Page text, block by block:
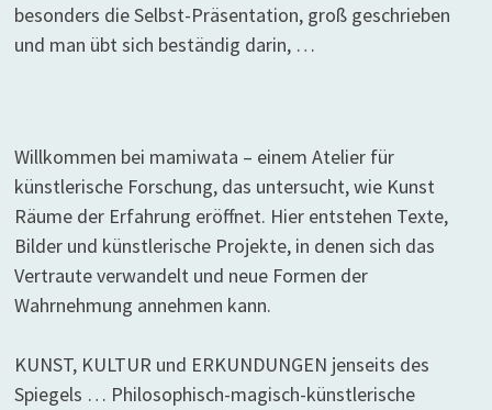
besonders die Selbst-Präsentation, groß geschrieben
und man übt sich beständig darin, …
Willkommen bei mamiwata – einem Atelier für
künstlerische Forschung, das untersucht, wie Kunst
Räume der Erfahrung eröffnet. Hier entstehen Texte,
Bilder und künstlerische Projekte, in denen sich das
Vertraute verwandelt und neue Formen der
Wahrnehmung annehmen kann.
KUNST, KULTUR und ERKUNDUNGEN jenseits des
Spiegels … Philosophisch-magisch-künstlerische